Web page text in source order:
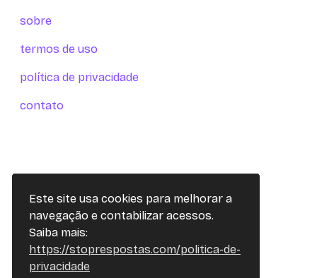
Este site usa cookies para melhorar a
navegação e contabilizar acessos.
Saiba mais:
https://stoprespostas.com/politica-de-
privacidade
sobre
termos de uso
política de privacidade
contato